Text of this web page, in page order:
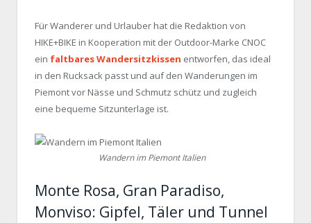
Für Wanderer und Urlauber hat die Redaktion von
HIKE+BIKE in Kooperation mit der Outdoor-Marke CNOC
ein faltbares Wandersitzkissen entworfen, das ideal
in den Rucksack passt und auf den Wanderungen im
Piemont vor Nässe und Schmutz schütz und zugleich
eine bequeme Sitzunterlage ist.
Wandern im Piemont Italien
Monte Rosa, Gran Paradiso,
Monviso: Gipfel, Täler und Tunnel